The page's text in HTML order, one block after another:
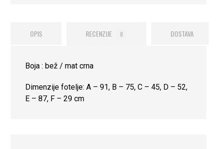
OPIS RECENZIJE 0 DOSTAVA
Boja : bež / mat crna
Dimenzije fotelje: A – 91, B – 75, C – 45, D – 52,
E – 87, F – 29 cm